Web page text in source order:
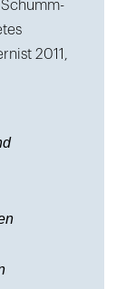
Schumm-
2011,